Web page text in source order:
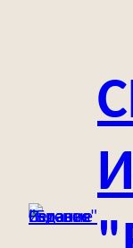
содержимому